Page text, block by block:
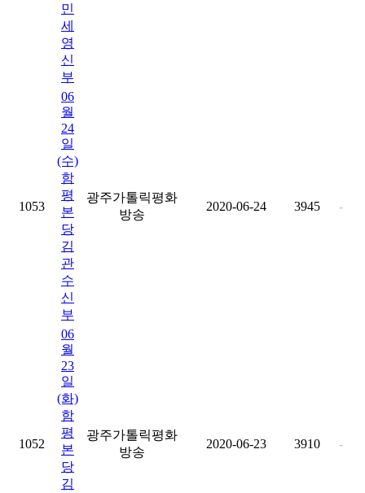
민
세
영
신
부
1053
06
월
24
일
(수)
함
평
본
당
김
관
수
신
부
광주가톨릭평화
방송
2020-06-24 3945 -
1052
06
월
23
일
(화)
함
평
본
당
김
광주가톨릭평화
방송
2020-06-23 3910 -